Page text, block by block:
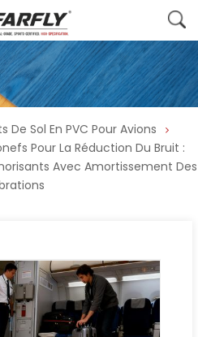
De Sol En PVC Pour Avions
Pour La Réduction Du Bruit :
Avec Amortissement Des